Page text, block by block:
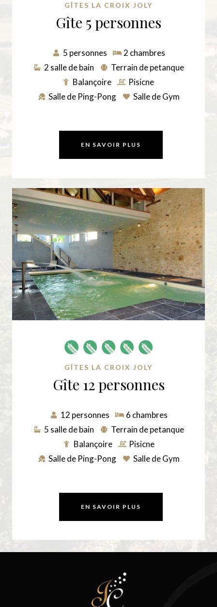
GÎTES LA CROIX JOLY
Gîte 5 personnes
5 personnes
2 chambres
2 salle de bain
Terrain de petanque
Balançoire
Pisicne ​
Salle de Ping-Pong​
Salle de Gym​
EN SAVOIR PLUS
GÎTES LA CROIX JOLY
Gîte 12 personnes
12 personnes
6 chambres
5 salle de bain
Terrain de petanque
Balançoire
Pisicne
Salle de Ping-Pong
Salle de Gym
EN SAVOIR PLUS